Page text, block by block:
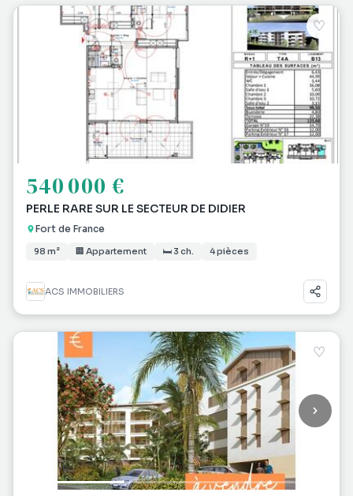
♡
540 000 €
PERLE RARE SUR LE SECTEUR DE DIDIER
Fort de France
98 m² 🏢 Appartement 🛏 3 ch. 4 pièces
ACS IMMOBILIERS
♡